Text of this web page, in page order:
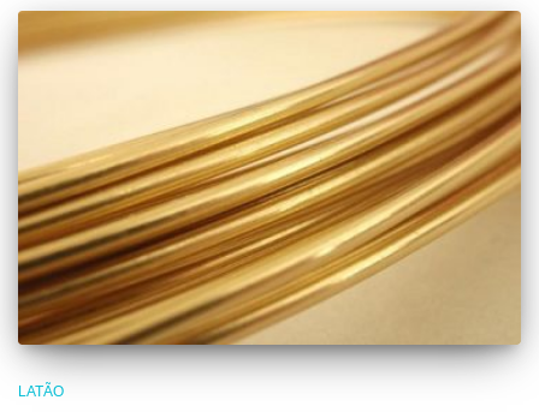
LATÃO